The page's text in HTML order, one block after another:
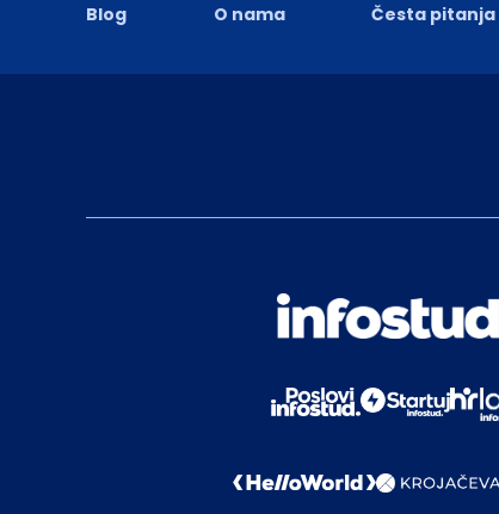
Blog O nama Česta pitanja